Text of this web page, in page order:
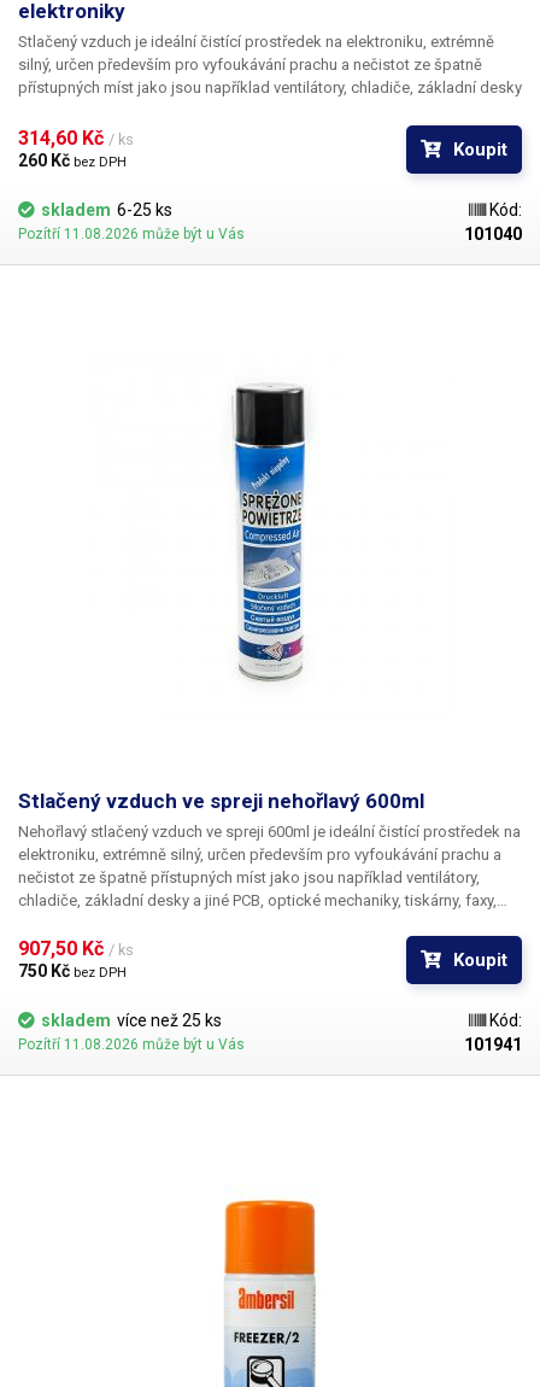
elektroniky
Stlačený vzduch je ideální čistící prostředek na elektroniku, extrémně
silný, určen především pro vyfoukávání prachu a nečistot ze špatně
přístupných míst jako jsou například ventilátory, chladiče, základní desky
kamery, objektivy a klávesnice. Jelikož tento stlačený vzduch
neobsahuje vzdušnou vlhkost, která vzniká při kompresi vzduchu, je
přímo ideální k vyfukování nečistot z pod BGA čipů. Hodí se zkrátka
všude tam, kam se při běžném čištění nedostanete nebo tam, kde by
hrozilo mechanické poškození. Díky přiložené hadičce se vzduch
dostane i do těch nejméně přístupných míst. Stlačený vzduch má velice
všestranné využití.
314,60 Kč / ks
260 Kč bez DPH
Koupit
skladem 6-25 ks
Pozítří 11.08.2026 může být u Vás
Kód:
101040
Stlačený vzduch ve spreji nehořlavý 600ml
Nehořlavý stlačený vzduch ve spreji 600ml je ideální čistící prostředek na
elektroniku, extrémně silný, určen především pro vyfoukávání prachu a
nečistot ze špatně přístupných míst jako jsou například ventilátory,
chladiče, základní desky a jiné PCB, optické mechaniky, tiskárny, faxy,
stlačený vzduch neobsahuje vzdušnou vlhkost, která vzniká při
kompresi vzduchu, je přímo ideální k vyfukování nečistot z pod BGA
nedostanete nebo tam, kde by hrozilo mechanické poškození. Díky
přiložené hadičce se vzduch dostane i do těch nejméně přístupných
907,50 Kč / ks
750 Kč bez DPH
Koupit
skladem více než 25 ks
Pozítří 11.08.2026 může být u Vás
Kód:
101941